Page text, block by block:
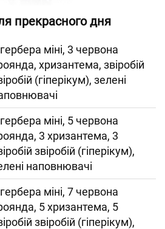
прекрасного дня
міні, 3 червона
хризантема, звіробій
(гіперікум), зелені
міні, 5 червона
3 хризантема, 3
звіробій (гіперікум),
наповнювачі
міні, 7 червона
5 хризантема, 5
звіробій (гіперікум),